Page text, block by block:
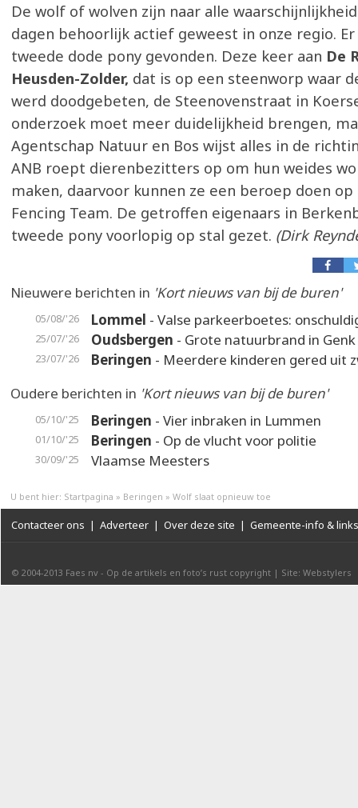
De wolf of wolven zijn naar alle
dagen behoorlijk actief geweest in onze regio.
tweede dode pony gevonden. Deze keer aan De
Heusden-Zolder, dat is op een steenworp waar
werd doodgebeten, de Steenovenstraat in
onderzoek moet meer duidelijkheid brengen,
Agentschap Natuur en Bos wijst alles in de
ANB roept dierenbezitters op om hun weides
maken, daarvoor kunnen ze een beroep doen
Fencing Team. De getroffen eigenaars in
tweede pony voorlopig op stal gezet. (Dirk
Nieuwere berichten in 'Kort nieuws van bij de buren'
05/08/'26 Lommel - Valse parkeerboetes:
25/07/'26 Oudsbergen - Grote natuurbrand in Genk
23/07/'26 Beringen - Meerdere kinderen gered uit
Oudere berichten in 'Kort nieuws van bij de buren'
05/10/'25 Beringen - Vier inbraken in Lummen
01/10/'25 Beringen - Op de vlucht voor politie
30/09/'25 Vlaamse Meesters
U bent hier: Startpagina » Beringen » Wolf slaat opnieuw toe
Contacteer ons | Adverteer | Over deze site | Gemeente-info & links
© 2004-2013 Faes nv - Op de artikels en foto’s rust copyright | Site: Webstylers